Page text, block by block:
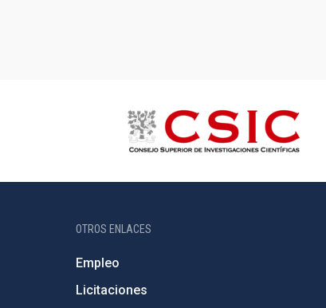
OTROS ENLACES
Empleo
Licitaciones